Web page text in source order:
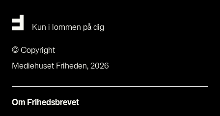
Om Fri­heds­bre­vet
Kun i lommen på dig
Mediehuset Friheden, 2026
© Copyright